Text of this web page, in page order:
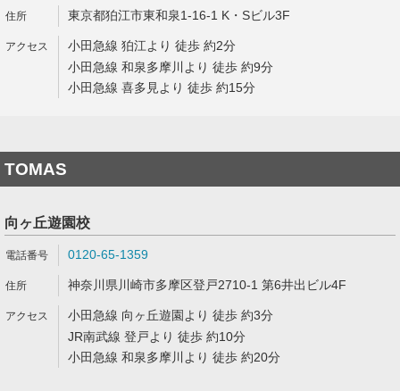
東京都狛江市東和泉1-16-1 K・Sビル3F
小田急線 狛江より 徒歩 約2分
小田急線 和泉多摩川より 徒歩 約9分
小田急線 喜多見より 徒歩 約15分
TOMAS
向ヶ丘遊園校
0120-65-1359
神奈川県川崎市多摩区登戸2710-1 第6井出ビル4F
小田急線 向ヶ丘遊園より 徒歩 約3分
JR南武線 登戸より 徒歩 約10分
小田急線 和泉多摩川より 徒歩 約20分